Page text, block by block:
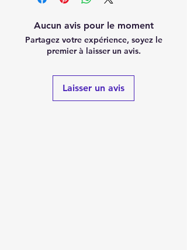
Aucun avis pour le moment
Partagez votre expérience, soyez le
premier à laisser un avis.
Laisser un avis